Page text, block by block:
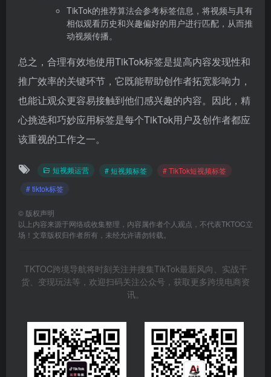
TikTok的推荐算法会参考标签信息，将视频与具有
相似观看历史和兴趣偏好的用户进行匹配，从而推
动视频传播。
总之，合理有效地使用TikTok标签是提高内容发现性和
推广效率的关键环节，它既能帮助创作者拓宽影响力，
也能让观众更容易接触到他们感兴趣的内容。因此，精
心挑选和巧妙应用标签是每个TikTok用户及创作者都应
该重视的工作之一。
短视频运营 # 短视频标签
# TikTok短视频标签
# tiktok标签
© 版权声明
以上内容来源于网络或收集整理，内容属作者个人观点，不代表TKTOC立
场！文章版权归作者所有，未经允许请勿转载。
TKTOC跨境导航将时刻关注并搜集TikTok最新风向、实战干
货、变现玩法等，欢迎扫码关注公众号，获取更多跨境电商资
讯。